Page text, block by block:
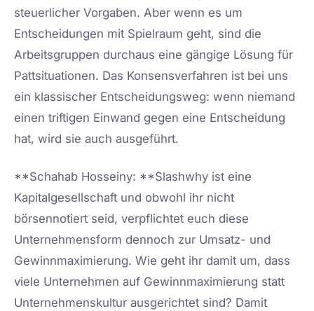
steuerlicher Vorgaben. Aber wenn es um
Entscheidungen mit Spielraum geht, sind die
Arbeitsgruppen durchaus eine gängige Lösung für
Pattsituationen. Das Konsensverfahren ist bei uns
ein klassischer Entscheidungsweg: wenn niemand
einen triftigen Einwand gegen eine Entscheidung
hat, wird sie auch ausgeführt.
**Schahab Hosseiny: **Slashwhy ist eine
Kapitalgesellschaft und obwohl ihr nicht
börsennotiert seid, verpflichtet euch diese
Unternehmensform dennoch zur Umsatz- und
Gewinnmaximierung. Wie geht ihr damit um, dass
viele Unternehmen auf Gewinnmaximierung statt
Unternehmenskultur ausgerichtet sind? Damit